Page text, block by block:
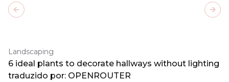
Landscaping
6 ideal plants to decorate hallways without lighting
traduzido por: OPENROUTER
Previous slide